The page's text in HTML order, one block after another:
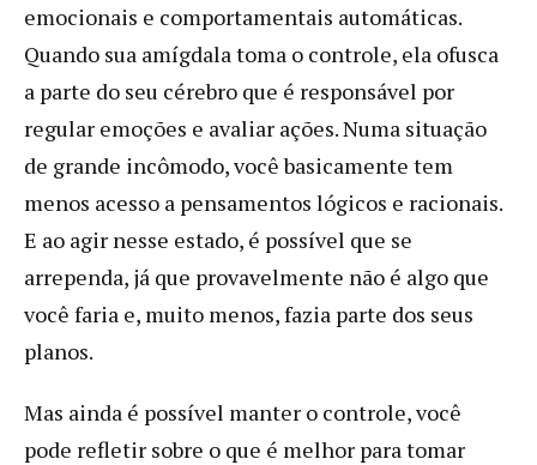
emocionais e comportamentais automáticas.
Quando sua amígdala toma o controle, ela ofusca
a parte do seu cérebro que é responsável por
regular emoções e avaliar ações. Numa situação
de grande incômodo, você basicamente tem
menos acesso a pensamentos lógicos e racionais.
E ao agir nesse estado, é possível que se
arrependa, já que provavelmente não é algo que
você faria e, muito menos, fazia parte dos seus
planos.
Mas ainda é possível manter o controle, você
pode refletir sobre o que é melhor para tomar